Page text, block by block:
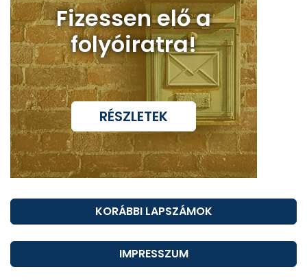
Fizessen elő a
folyóiratra!
RÉSZLETEK
KORÁBBI LAPSZÁMOK
IMPRESSZUM